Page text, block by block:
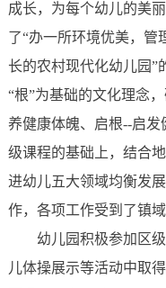
成长，为每个幼儿的美
了“办一所环境优美，
长的农村现代化幼儿园”
“根”为基础的文化理念
养健康体魄、启根--启发
级课程的基础上，结合
进幼儿五大领域均衡发
作，各项工作受到了镇域
幼儿园积极参加区
儿体操展示等活动中取